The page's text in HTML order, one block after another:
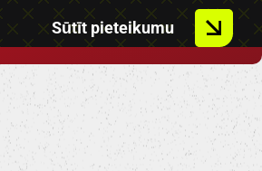
Sūtīt pieteikumu